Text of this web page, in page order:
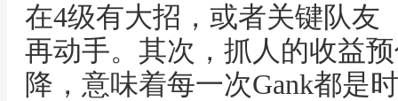
在4级有大招，或者关键队友
再动手。其次，抓人的收益
降，意味着每一次Gank都是